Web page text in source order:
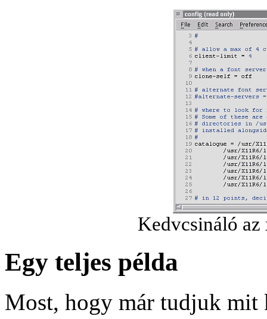
Kedvcsináló
Egy teljes példa
Most, hogy már tudjuk mit